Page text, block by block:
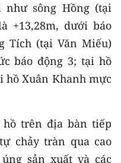
sông Hồng (tại
+13,28m, dưới báo
Tích (tại Văn Miếu)
báo động 3; tại hồ
hồ Xuân Khanh mực
hồ trên địa bàn tiếp
chảy tràn qua cao
sản xuất và các